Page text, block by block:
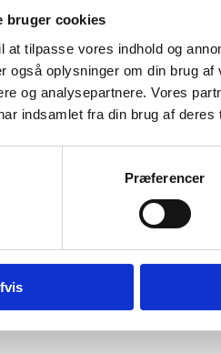
bruger cookies
at tilpasse vores indhold og
også oplysninger om din brug
og analysepartnere. Vores
indsamlet fra din brug af deres
Præferencer
øje er placeret højt på en
resten af Øst- og Sydafrika. Dog
af én han og op til 15
de andre hunner i
brune fjerdragt falder bedst i
og blade hvis det er tilgængeligt.
er som sagt ikke særlig
sig i områder med få mængder af